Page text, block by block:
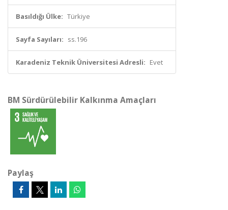
Basıldığı Ülke: Türkiye
Sayfa Sayıları: ss.196
Karadeniz Teknik Üniversitesi Adresli: Evet
BM Sürdürülebilir Kalkınma Amaçları
Paylaş